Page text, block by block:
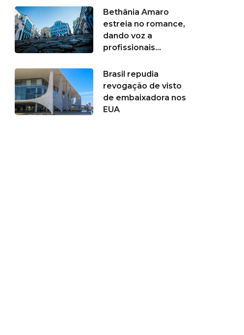
Bethânia Amaro
estreia no romance,
dando voz a
profissionais...
Brasil repudia
revogação de visto
de embaixadora nos
EUA